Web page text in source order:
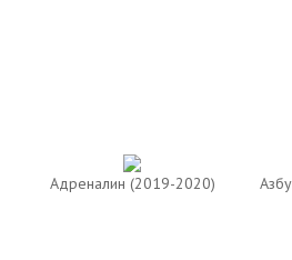
Адреналин (2019-2020)